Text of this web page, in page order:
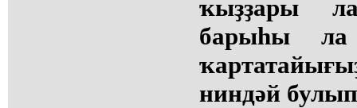
ҡыҙҙары
барыһы ла
ниндәй